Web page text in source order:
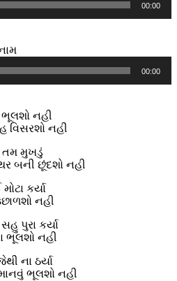
00:00
00:00
નહી
નહી
તમ મુખડું
બની છૂંદશો નહી
કર્યા
નહી
પુરા કર્યા
ભૂલશો નહી
ના ઠર્યા
ભૂલશો નહી